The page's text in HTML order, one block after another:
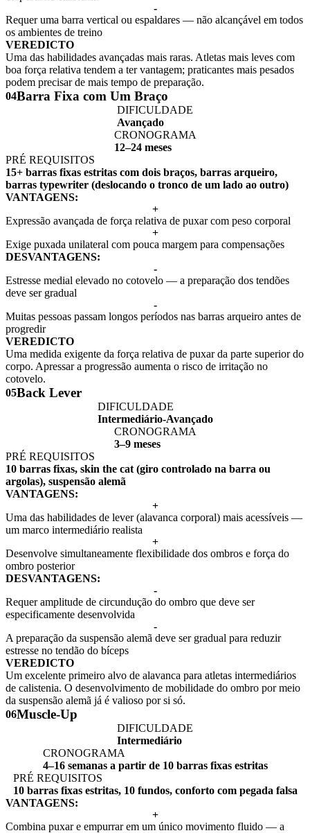
-
Requer uma barra vertical ou espaldares — não alcançável em todos
os ambientes de treino
VEREDICTO
Uma das habilidades avançadas mais raras. Atletas mais leves com
boa força relativa tendem a ter vantagem; praticantes mais pesados
podem precisar de mais tempo de preparação.
04Barra Fixa com Um Braço
DIFICULDADE
Avançado
CRONOGRAMA
12–24 meses
PRÉ REQUISITOS
15+ barras fixas estritas com dois braços, barras arqueiro,
barras typewriter (deslocando o tronco de um lado ao outro)
VANTAGENS:
+
Expressão avançada de força relativa de puxar com peso corporal
+
Exige puxada unilateral com pouca margem para compensações
DESVANTAGENS:
-
Estresse medial elevado no cotovelo — a preparação dos tendões
deve ser gradual
-
Muitas pessoas passam longos períodos nas barras arqueiro antes de
progredir
VEREDICTO
Uma medida exigente da força relativa de puxar da parte superior do
corpo. Apressar a progressão aumenta o risco de irritação no
cotovelo.
05Back Lever
DIFICULDADE
Intermediário-Avançado
CRONOGRAMA
3–9 meses
PRÉ REQUISITOS
10 barras fixas, skin the cat (giro controlado na barra ou
argolas), suspensão alemã
VANTAGENS:
+
Uma das habilidades de lever (alavanca corporal) mais acessíveis —
um marco intermediário realista
+
Desenvolve simultaneamente flexibilidade dos ombros e força do
ombro posterior
DESVANTAGENS:
-
Requer amplitude de circundução do ombro que deve ser
especificamente desenvolvida
-
A preparação da suspensão alemã deve ser gradual para reduzir
estresse no tendão do bíceps
VEREDICTO
Um excelente primeiro alvo de alavanca para atletas intermediários
de calistenia. O desenvolvimento de mobilidade do ombro por meio
da suspensão alemã já é valioso por si só.
06Muscle-Up
DIFICULDADE
Intermediário
CRONOGRAMA
4–16 semanas a partir de 10 barras fixas estritas
PRÉ REQUISITOS
10 barras fixas estritas, 10 fundos, conforto com pegada falsa
VANTAGENS:
+
Combina puxar e empurrar em um único movimento fluido — a